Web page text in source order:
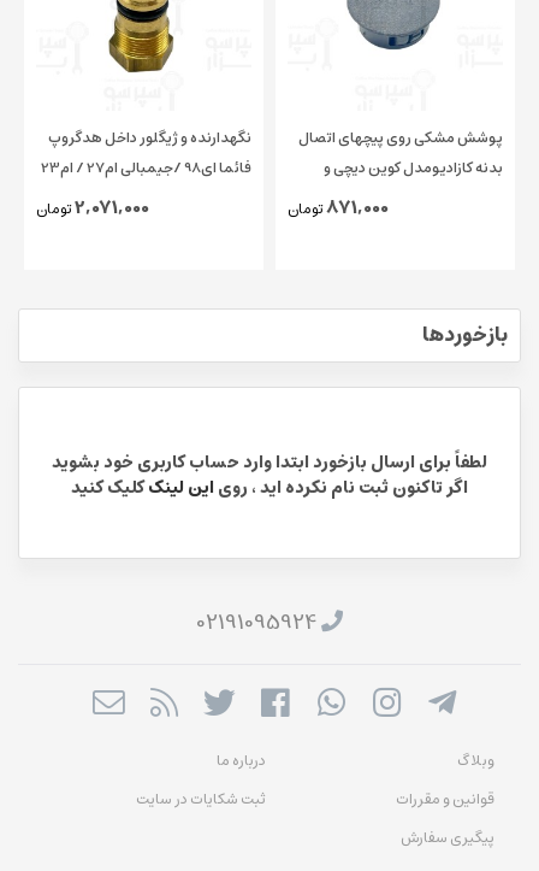
پوشش مشکی روی پیچهای اتصال
بدنه کازادیومدل کوین دیچی و
چیمبالی و فائما قطر ۱۵ میلیمتر
871,000تومان
نگهدارنده و ژیگلور داخل هدگروپ
فائما ای98 /جیمبالی ام27 / ام23
2,071,000تومان
بازخوردها
لطفاً برای ارسال بازخورد ابتدا وارد حساب کاربری خود بشوید
اگر تاکنون ثبت نام نکرده اید ، روی این لینککلیک کنید
02191095924
وبلاگ
درباره ما
قوانین و مقررات
ثبت شکایات در سایت
پیگیری سفارش